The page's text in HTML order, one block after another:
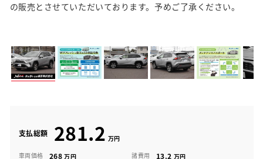
の販売とさせていただいております。予めご了承ください。
支払総額 281.2
車両価格 268 諸費用 13.2